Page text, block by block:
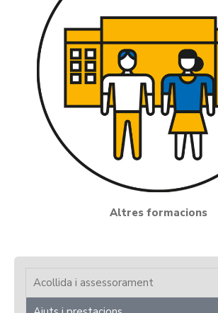
Altres formacions
Acollida i assessorament